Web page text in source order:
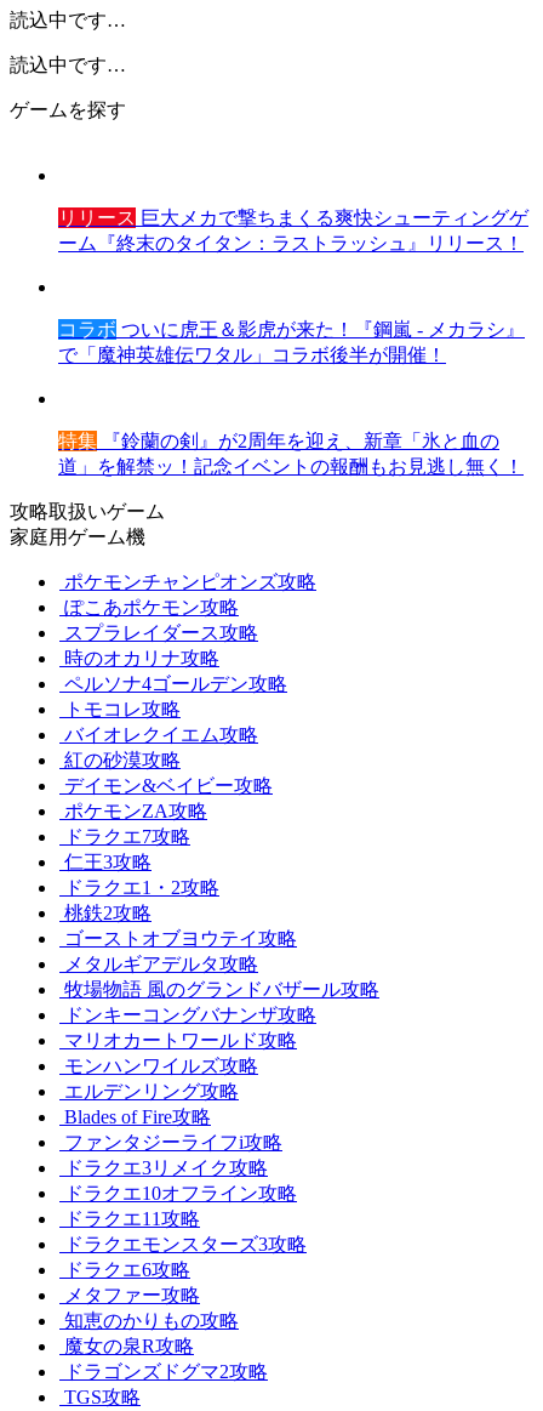
読込中です…
読込中です…
ゲームを探す
リリース 巨大メカで撃ちまくる爽快シューティングゲ
ーム『終末のタイタン：ラストラッシュ』リリース！
コラボ ついに虎王＆影虎が来た！『鋼嵐 - メカラシ』
で「魔神英雄伝ワタル」コラボ後半が開催！
特集 『鈴蘭の剣』が2周年を迎え、新章「氷と血の
道」を解禁ッ！記念イベントの報酬もお見逃し無く！
攻略取扱いゲーム
家庭用ゲーム機
ポケモンチャンピオンズ攻略
ぽこあポケモン攻略
スプラレイダース攻略
時のオカリナ攻略
ペルソナ4ゴールデン攻略
トモコレ攻略
バイオレクイエム攻略
紅の砂漠攻略
デイモン&ベイビー攻略
ポケモンZA攻略
ドラクエ7攻略
仁王3攻略
ドラクエ1・2攻略
桃鉄2攻略
ゴーストオブヨウテイ攻略
メタルギアデルタ攻略
牧場物語 風のグランドバザール攻略
ドンキーコングバナンザ攻略
マリオカートワールド攻略
モンハンワイルズ攻略
エルデンリング攻略
Blades of Fire攻略
ファンタジーライフi攻略
ドラクエ3リメイク攻略
ドラクエ10オフライン攻略
ドラクエ11攻略
ドラクエモンスターズ3攻略
ドラクエ6攻略
メタファー攻略
知恵のかりもの攻略
魔女の泉R攻略
ドラゴンズドグマ2攻略
TGS攻略